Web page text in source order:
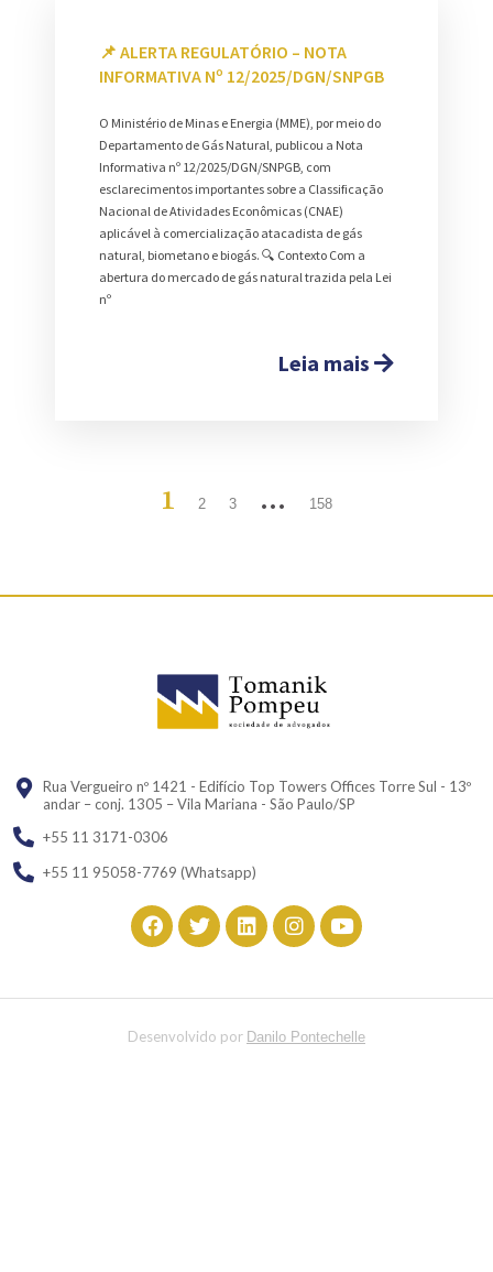
📌 ALERTA REGULATÓRIO – NOTA
INFORMATIVA Nº 12/2025/DGN/SNPGB
O Ministério de Minas e Energia (MME), por meio do
Departamento de Gás Natural, publicou a Nota
Informativa nº 12/2025/DGN/SNPGB, com
esclarecimentos importantes sobre a Classificação
Nacional de Atividades Econômicas (CNAE)
aplicável à comercialização atacadista de gás
natural, biometano e biogás. 🔍 Contexto Com a
abertura do mercado de gás natural trazida pela Lei
nº
Leia mais
1 2 3 … 158
Rua Vergueiro nº 1421 - Edifício Top Towers Offices Torre Sul - 13º
andar – conj. 1305 – Vila Mariana - São Paulo/SP
+55 11 3171-0306
+55 11 95058-7769 (Whatsapp)
Desenvolvido por Danilo Pontechelle